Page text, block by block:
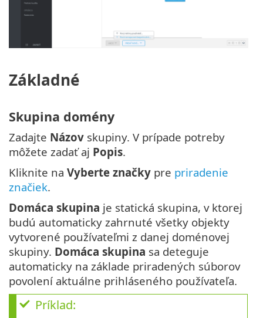
Základné
Skupina domény
Zadajte Názov skupiny. V prípade potreby
môžete zadať aj Popis.
Kliknite na Vyberte značky pre priradenie
značiek.
Domáca skupina je statická skupina, v ktorej
budú automaticky zahrnuté všetky objekty
vytvorené používateľmi z danej doménovej
skupiny. Domáca skupina sa deteguje
automaticky na základe priradených súborov
povolení aktuálne prihláseného používateľa.
Príklad: